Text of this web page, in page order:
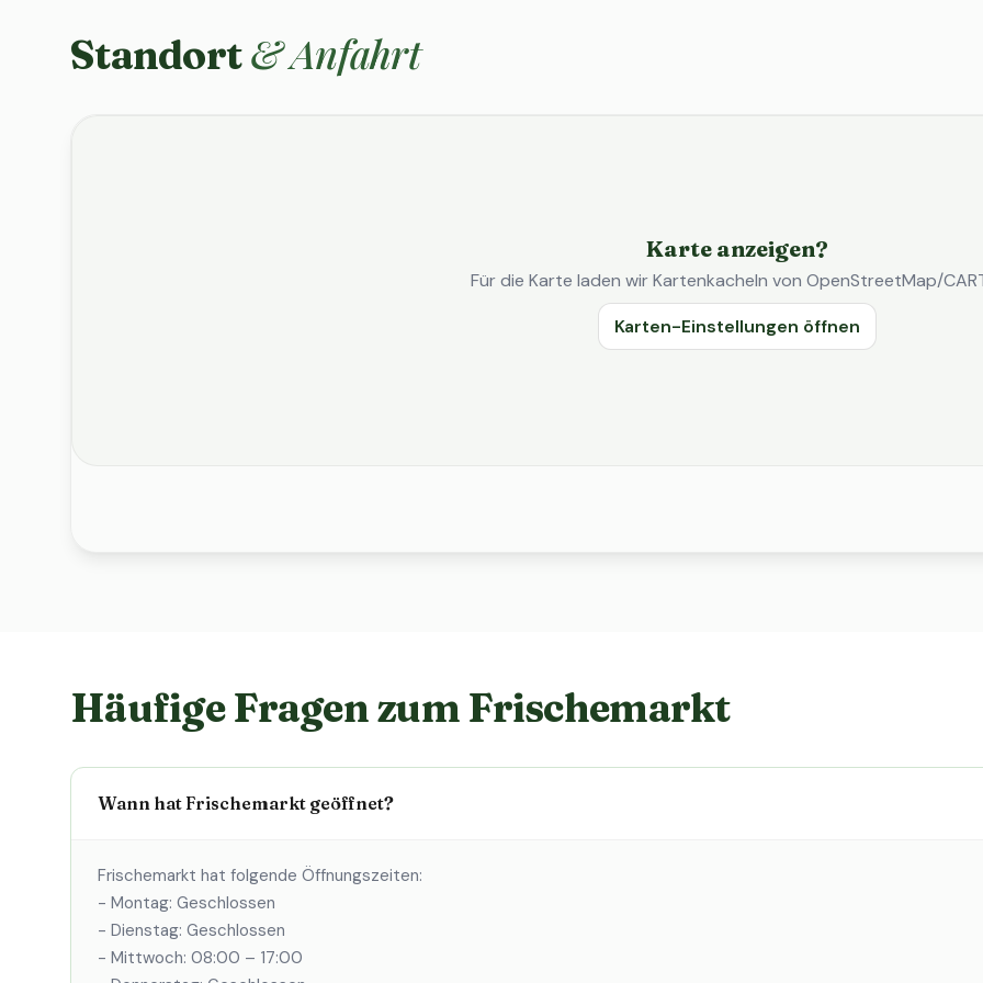
Standort& Anfahrt
Karte anzeigen?
Für die Karte laden wir Kartenkacheln von OpenStreetMap/
Karten-Einstellungen öffnen
Häufige Fragen zum Frischemarkt
Wann hat Frischemarkt geöffnet?
Frischemarkt hat folgende Öffnungszeiten:
- Montag: Geschlossen
- Dienstag: Geschlossen
- Mittwoch: 08:00 – 17:00